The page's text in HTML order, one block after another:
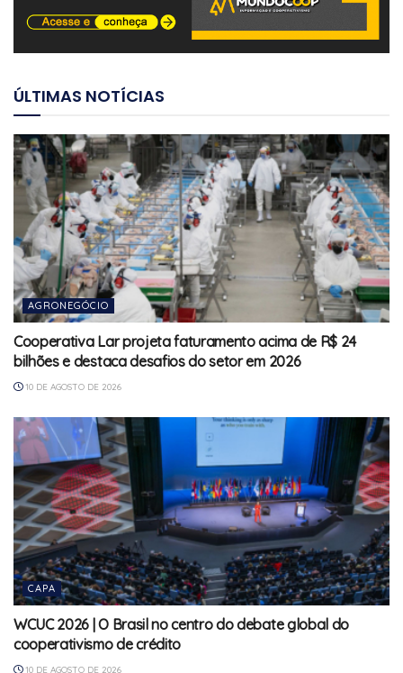
ÚLTIMAS NOTÍCIAS
AGRONEGÓCIO
Cooperativa Lar projeta faturamento acima de R$ 24
bilhões e destaca desafios do setor em 2026
10 DE AGOSTO DE 2026
CAPA
WCUC 2026 | O Brasil no centro do debate global do
cooperativismo de crédito
10 DE AGOSTO DE 2026